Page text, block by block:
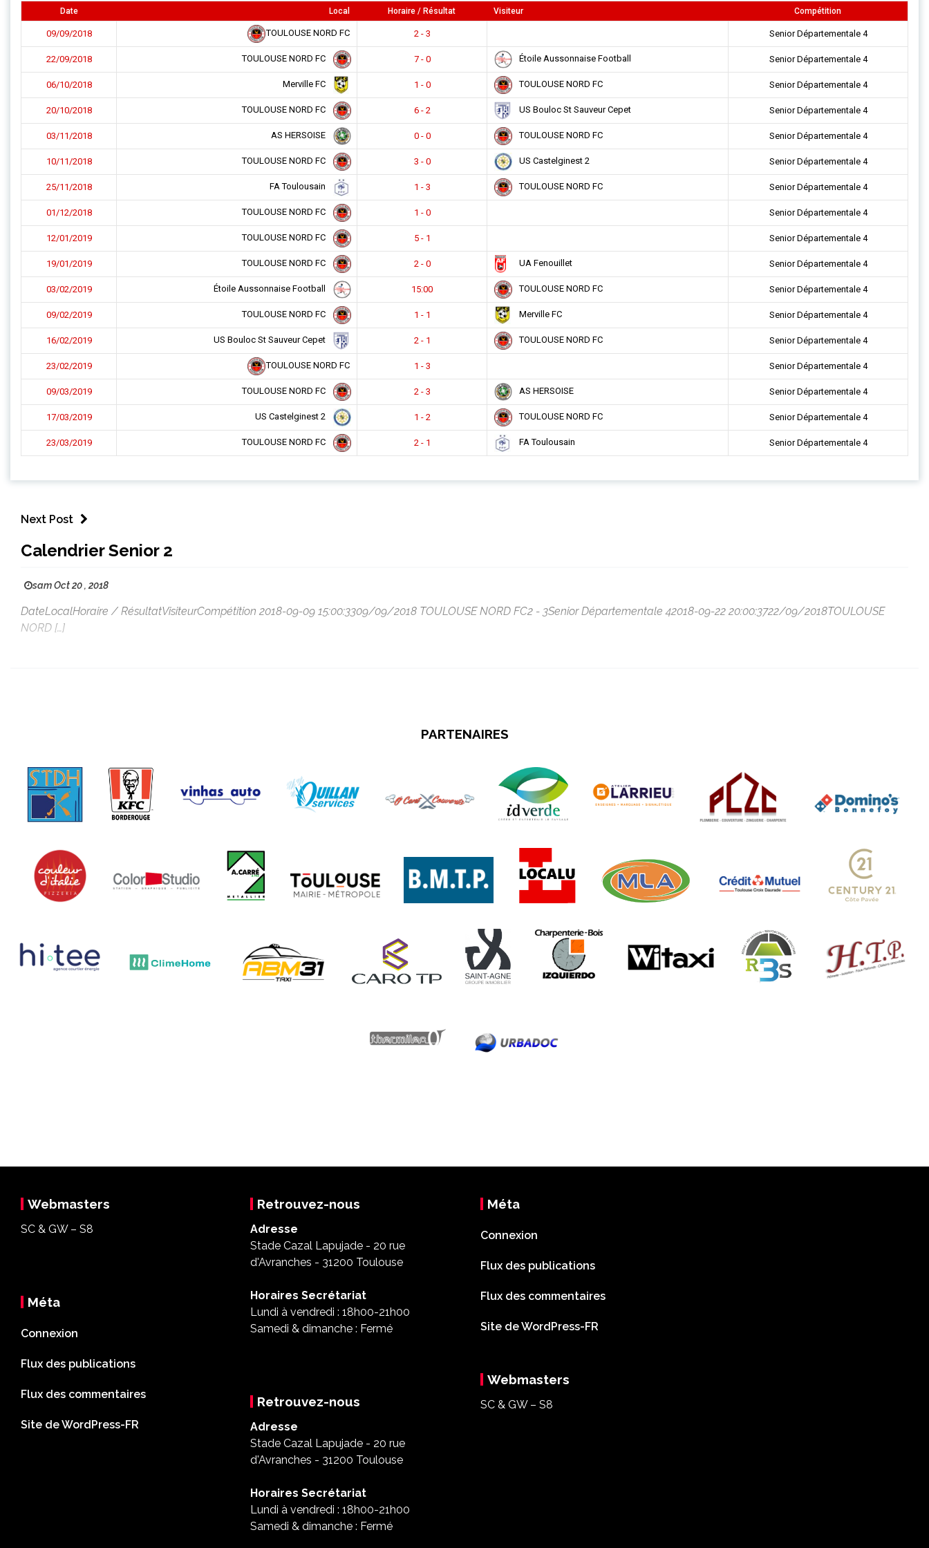
Date Local Horaire / Résultat Visiteur Compétition
09/09/2018 TOULOUSE NORD FC 2 - 3 Senior Départementale 4
22/09/2018 TOULOUSE NORD FC 7 - 0 Étoile Aussonnaise Football Senior Départementale 4
06/10/2018 Merville FC 1 - 0 TOULOUSE NORD FC Senior Départementale 4
20/10/2018 TOULOUSE NORD FC 6 - 2 US Bouloc St Sauveur Cepet Senior Départementale 4
03/11/2018 AS HERSOISE 0 - 0 TOULOUSE NORD FC Senior Départementale 4
10/11/2018 TOULOUSE NORD FC 3 - 0 US Castelginest 2 Senior Départementale 4
25/11/2018 FA Toulousain 1 - 3 TOULOUSE NORD FC Senior Départementale 4
01/12/2018 TOULOUSE NORD FC 1 - 0 Senior Départementale 4
12/01/2019 TOULOUSE NORD FC 5 - 1 Senior Départementale 4
19/01/2019 TOULOUSE NORD FC 2 - 0 UA Fenouillet Senior Départementale 4
03/02/2019 Étoile Aussonnaise Football 15:00 TOULOUSE NORD FC Senior Départementale 4
09/02/2019 TOULOUSE NORD FC 1 - 1 Merville FC Senior Départementale 4
16/02/2019 US Bouloc St Sauveur Cepet 2 - 1 TOULOUSE NORD FC Senior Départementale 4
23/02/2019 TOULOUSE NORD FC 1 - 3 Senior Départementale 4
09/03/2019 TOULOUSE NORD FC 2 - 3 AS HERSOISE Senior Départementale 4
17/03/2019 US Castelginest 2 1 - 2 TOULOUSE NORD FC Senior Départementale 4
23/03/2019 TOULOUSE NORD FC 2 - 1 FA Toulousain Senior Départementale 4
Next Post
Calendrier Senior 2
sam Oct 20 , 2018
DateLocalHoraire / RésultatVisiteurCompétition 2018-09-09 15:00:3309/09/2018 TOULOUSE NORD FC2 - 3Senior Départementale 42018-09-22 20:00:3722/09/2018TOULOUSE
NORD […]
PARTENAIRES
Webmasters
SC & GW – S8
Méta
Connexion
Flux des publications
Flux des commentaires
Site de WordPress-FR
Retrouvez-nous
Adresse
Stade Cazal Lapujade - 20 rue
d'Avranches - 31200 Toulouse
Horaires Secrétariat
Lundi à vendredi : 18h00-21h00
Samedi & dimanche : Fermé
Retrouvez-nous
Adresse
Stade Cazal Lapujade - 20 rue
d'Avranches - 31200 Toulouse
Horaires Secrétariat
Lundi à vendredi : 18h00-21h00
Samedi & dimanche : Fermé
Méta
Connexion
Flux des publications
Flux des commentaires
Site de WordPress-FR
Webmasters
SC & GW – S8